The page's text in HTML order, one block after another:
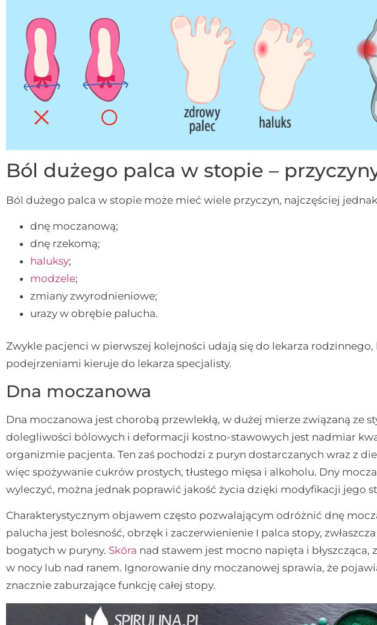
Ból dużego palca w stopie –
Ból dużego palca w stopie może mieć wiele przyczyn, najczęściej
dnę moczanową;
dnę rzekomą;
haluksy;
modzele;
zmiany zwyrodnieniowe;
urazy w obrębie palucha.
Zwykle pacjenci w pierwszej kolejności udają się do lekarza
podejrzeniami kieruje do lekarza specjalisty.
Dna moczanowa
Dna moczanowa jest chorobą przewlekłą, w dużej mierze związaną ze
dolegliwości bólowych i deformacji kostno-stawowych jest nadmiar
organizmie pacjenta. Ten zaś pochodzi z puryn dostarczanych wraz z
więc spożywanie cukrów prostych, tłustego mięsa i alkoholu. Dny
wyleczyć, można jednak poprawić jakość życia dzięki modyfikacji jego
Charakterystycznym objawem często pozwalającym odróżnić dnę
palucha jest bolesność, obrzęk i zaczerwienienie I palca stopy,
bogatych w puryny. Skóra nad stawem jest mocno napięta i błyszcząca,
w nocy lub nad ranem. Ignorowanie dny moczanowej sprawia, że
znacznie zaburzające funkcję całej stopy.